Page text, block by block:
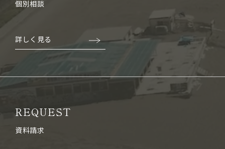
個別相談
詳しく見る
REQUEST
資料請求